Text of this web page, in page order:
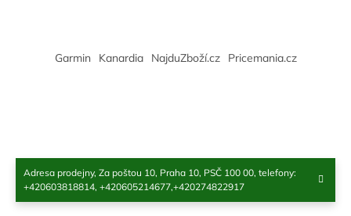
Adresa prodejny, Za poštou 10, Praha 10, PSČ 100 00, telefony:
+420603818814, +420605214677,+420274822917
Garmin Kanardia NajduZboží.cz Pricemania.cz
Copyright 2026Aviatik. Všechna práva vyhrazena.